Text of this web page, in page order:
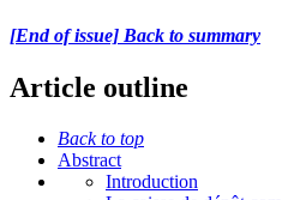
[End of issue] Back to summary
Article outline
Back to top
Abstract
Introduction